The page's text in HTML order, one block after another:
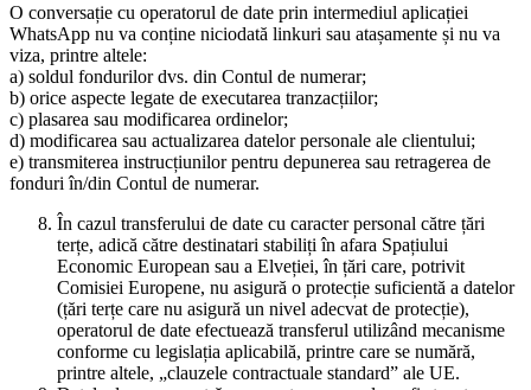
O conversație cu operatorul de date prin intermediul aplicației
WhatsApp nu va conține niciodată linkuri sau atașamente și nu va
viza, printre altele:
a) soldul fondurilor dvs. din Contul de numerar;
b) orice aspecte legate de executarea tranzacțiilor;
c) plasarea sau modificarea ordinelor;
d) modificarea sau actualizarea datelor personale ale clientului;
e) transmiterea instrucțiunilor pentru depunerea sau retragerea de
fonduri în/din Contul de numerar.
În cazul transferului de date cu caracter personal către țări
terțe, adică către destinatari stabiliți în afara Spațiului
Economic European sau a Elveției, în țări care, potrivit
Comisiei Europene, nu asigură o protecție suficientă a datelor
(țări terțe care nu asigură un nivel adecvat de protecție),
operatorul de date efectuează transferul utilizând mecanisme
conforme cu legislația aplicabilă, printre care se numără,
printre altele, „clauzele contractuale standard” ale UE.